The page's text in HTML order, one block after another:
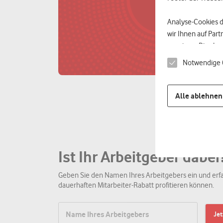
Analyse-Cookies
wir Ihnen auf
anzeigen. Dies
zugeordnet
dass Sie alle
Weitere
Notwendige
Alle ablehnen
Ist Ihr Arbeitgeber
Geben Sie den Namen Ihres Arbeitgebers ein und
dauerhaften Mitarbeiter-Rabatt profitieren können.